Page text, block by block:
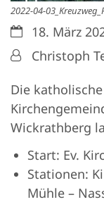
2022-04-
Datum:18. März
Von:Christoph
Die
Wickrathberg
Start: Ev.
Stationen:
Mühle –